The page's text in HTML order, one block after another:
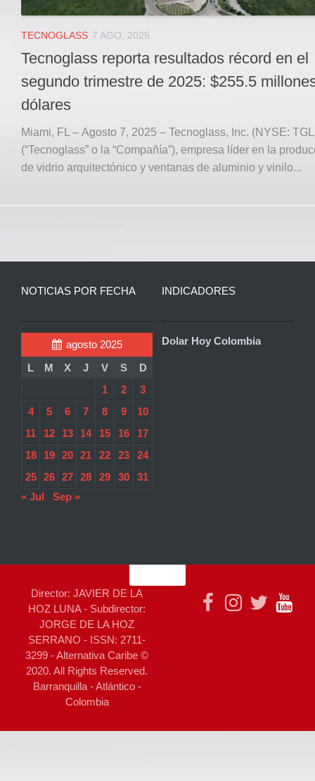
TECNOGLASS 7 AGO, 2025
Tecnoglass reporta resultados récord en el
segundo trimestre de 2025: $255.5
dólares
Miami, FL – Agosto 7, 2025 – Tecnoglass, Inc. (NYSE:
(“Tecnoglass” o la “Compañía”), empresa líder en la
de vidrio arquitectónico y ventanas de aluminio y vinilo...
NOTICIAS POR FECHA
agosto 2025
L
M X J V S
D
1
2
3
4
5 6 7 8 9
10
11
12 13 14 15 16
17
18
19 20 21 22 23
24
25
26 27 28 29 30
31
« Jul
Sep »
INDICADORES
Dolar Hoy Colombia
Director: JAVIER DE LA
HOZ LUNA - Subdirector:
JORGE DE LA HOZ
SERRANO - ISSN: 2711-
3299 - Alternativa Caribe ©
2020. All Rights Reserved.
Barranquilla - Atlántico -
Colombia